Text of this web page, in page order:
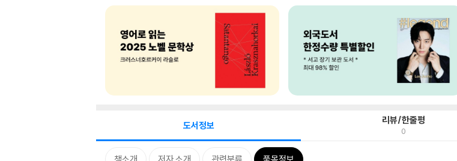
도서정보 리뷰/한줄평
0